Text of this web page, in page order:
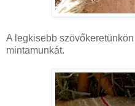
A legkisebb
mintamunkát.